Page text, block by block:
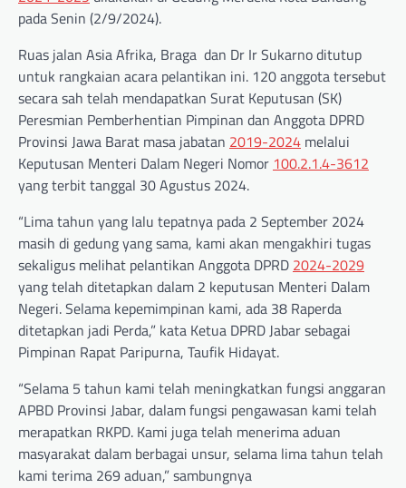
pada Senin (2/9/2024).
Ruas jalan Asia Afrika, Braga dan Dr Ir Sukarno ditutup
untuk rangkaian acara pelantikan ini. 120 anggota tersebut
secara sah telah mendapatkan Surat Keputusan (SK)
Peresmian Pemberhentian Pimpinan dan Anggota DPRD
Provinsi Jawa Barat masa jabatan 2019-2024 melalui
Keputusan Menteri Dalam Negeri Nomor 100.2.1.4-3612
yang terbit tanggal 30 Agustus 2024.
“Lima tahun yang lalu tepatnya pada 2 September 2024
masih di gedung yang sama, kami akan mengakhiri tugas
sekaligus melihat pelantikan Anggota DPRD 2024-2029
yang telah ditetapkan dalam 2 keputusan Menteri Dalam
Negeri. Selama kepemimpinan kami, ada 38 Raperda
ditetapkan jadi Perda,” kata Ketua DPRD Jabar sebagai
Pimpinan Rapat Paripurna, Taufik Hidayat.
“Selama 5 tahun kami telah meningkatkan fungsi anggaran
APBD Provinsi Jabar, dalam fungsi pengawasan kami telah
merapatkan RKPD. Kami juga telah menerima aduan
masyarakat dalam berbagai unsur, selama lima tahun telah
kami terima 269 aduan,” sambungnya